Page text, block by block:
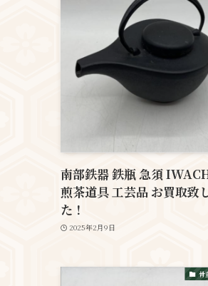
南部鉄器 鉄瓶 急須
煎茶道具 工芸品 お買取致
た！
2025年2月9日
骨